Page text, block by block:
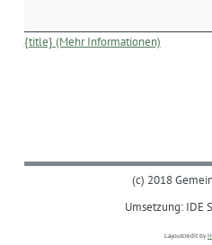
{title} (Mehr Informationen)
(c) 2018
Umsetzung: IDE
Layoutcredit by